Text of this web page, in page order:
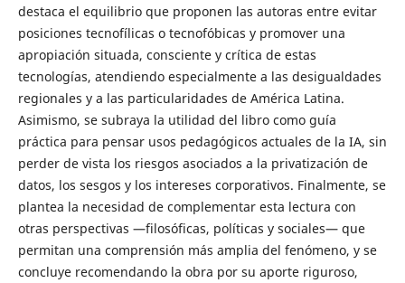
destaca el equilibrio que proponen las autoras entre evitar
posiciones tecnofílicas o tecnofóbicas y promover una
apropiación situada, consciente y crítica de estas
tecnologías, atendiendo especialmente a las desigualdades
regionales y a las particularidades de América Latina.
Asimismo, se subraya la utilidad del libro como guía
práctica para pensar usos pedagógicos actuales de la IA, sin
perder de vista los riesgos asociados a la privatización de
datos, los sesgos y los intereses corporativos. Finalmente, se
plantea la necesidad de complementar esta lectura con
otras perspectivas —filosóficas, políticas y sociales— que
permitan una comprensión más amplia del fenómeno, y se
concluye recomendando la obra por su aporte riguroso,